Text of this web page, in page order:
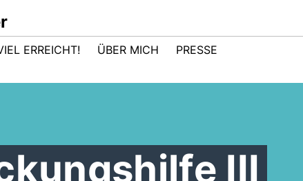
ERREICHT! ÜBER MICH PRESSE
III